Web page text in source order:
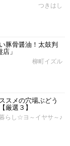
つきはし
豚骨醤油！太鼓判
」
柳町イズル
スメの穴場ぶどう
厳選３】
らし☆ヨ～イヤサ～♪